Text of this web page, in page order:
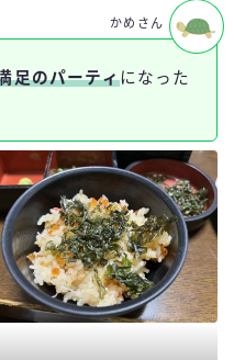
足のパーティになった
かめさん